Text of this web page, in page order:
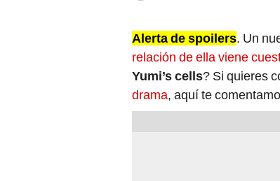
Alerta de spoilers. Un
relación de ella viene
Yumi’s cells? Si quieres
drama, aquí te